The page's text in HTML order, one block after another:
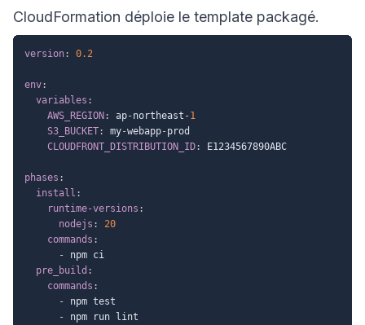
CloudFormation déploie le template packagé.
version: 0.2
env:
variables :
AWS_REGION : ap-northeast -1
S3_BUCKET: my-webapp-prod
CLOUDFRONT_DISTRIBUTION_ID: E1234567890ABC
phases :
install :
runtime-versions :
nodejs :
20
commands :
- npm ci
pre_build :
commands :
- npm test
- npm run lint